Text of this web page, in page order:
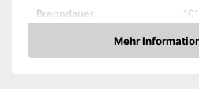
Brenndauer
Amazon Lieferzeit
Mehr
Amazon